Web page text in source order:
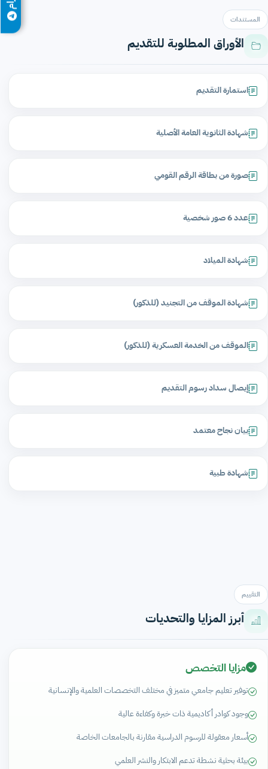
المستندات
الأوراق المطلوبة للتقديم
استمارة التقديم
شهادة الثانوية العامة الأصلية
صورة من بطاقة الرقم القومي
عدد 6 صور شخصية
شهادة الميلاد
شهادة الموقف من التجنيد (للذكور)
الموقف من الخدمة العسكرية (للذكور)
إيصال سداد رسوم التقديم
بيان نجاح معتمد
شهادة طبية
التقييم
أبرز المزايا والتحديات
مزايا التخصص
توفير تعليم جامعي متميز في مختلف التخصصات العلمية والإنسانية
وجود كوادر أكاديمية ذات خبرة وكفاءة عالية
أسعار معقولة للرسوم الدراسية مقارنة بالجامعات الخاصة
بيئة بحثية نشطة تدعم الابتكار والنشر العلمي